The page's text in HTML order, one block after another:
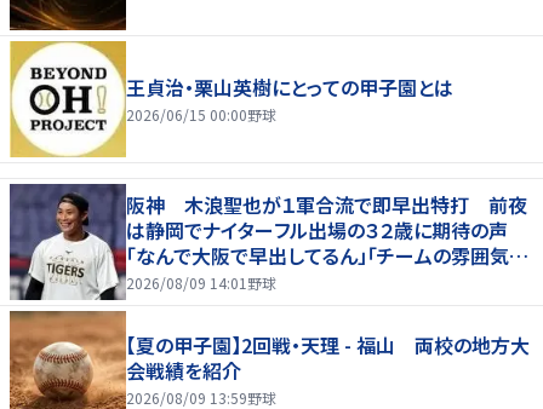
王貞治・栗山英樹にとっての甲子園とは
2026/06/15 00:00野球
阪神 木浪聖也が１軍合流で即早出特打 前夜
は静岡でナイターフル出場の３２歳に期待の声
「なんで大阪で早出してるん」「チームの雰囲気が
変わる気が」
2026/08/09 14:01 野球
【夏の甲子園】2回戦・天理 - 福山 両校の地方大
会戦績を紹介
2026/08/09 13:59野球